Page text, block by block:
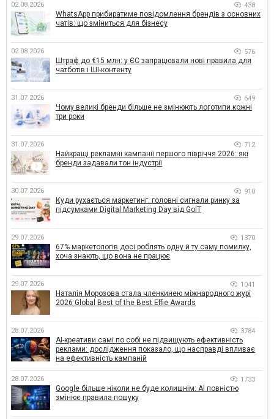
02.08.2026 438
WhatsApp прибиратиме повідомлення брендів з основних
чатів: що зміниться для бізнесу
02.08.2026 576
Штраф до €15 млн: у ЄС запрацювали нові правила для
чатботів і ШІ-контенту
31.07.2026 649
Чому великі бренди більше не змінюють логотипи кожні
три роки
31.07.2026 712
Найкращі рекламні кампанії першого півріччя 2026: які
бренди задавали тон індустрії
30.07.2026 910
Куди рухається маркетинг: головні сигнали ринку за
підсумками Digital Marketing Day від GoIT
29.07.2026 1370
67% маркетологів досі роблять одну й ту саму помилку,
хоча знають, що вона не працює
29.07.2026 1041
Наталія Морозова стала членкинею міжнародного журі
2026 Global Best of the Best Effie Awards
28.07.2026 3784
AI-креативи самі по собі не підвищують ефективність
реклами: дослідження показало, що насправді впливає
на ефективність кампаній
28.07.2026 1733
Google більше ніколи не буде колишнім: AI повністю
змінює правила пошуку